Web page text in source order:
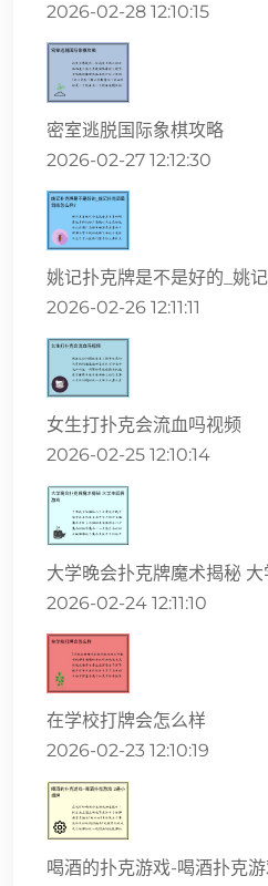
2026-02-28 12:10:15
密室逃脱国际象棋攻略
2026-02-27 12:12:30
姚记扑克牌是不是好的_姚
2026-02-26 12:11:11
女生打扑克会流血吗视频
2026-02-25 12:10:14
大学晚会扑克牌魔术揭秘
2026-02-24 12:11:10
在学校打牌会怎么样
2026-02-23 12:10:19
喝酒的扑克游戏-喝酒扑克